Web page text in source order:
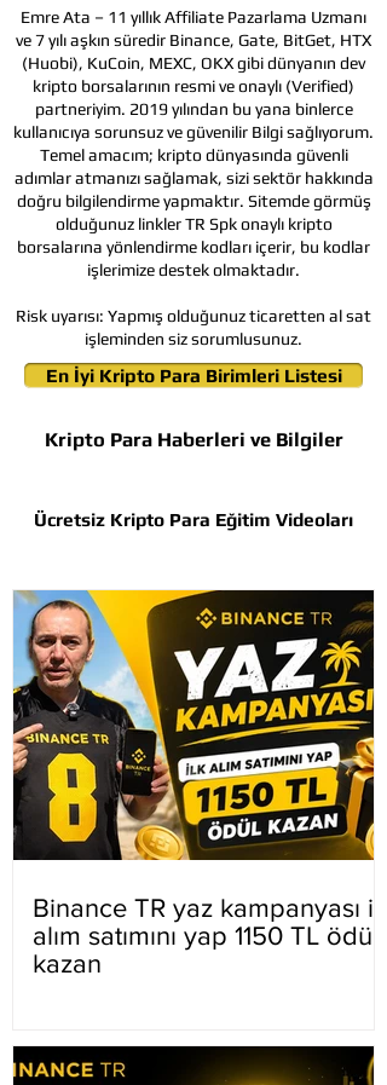
Ücretsiz Kripto Para Eğitim Videoları
Kripto Para Haberleri ve Bilgiler
En İyi Kripto Para Birimleri Listesi
Binance TR yaz kampanyası ilk
alım satımını yap 1150 TL ödül
kazan
Emre Ata – 11 yıllık Affiliate Pazarlama Uzmanı
ve 7 yılı aşkın süredir Binance, Gate, BitGet, HTX
(Huobi), KuCoin, MEXC, OKX gibi dünyanın dev
kripto borsalarının resmi ve onaylı (Verified)
partneriyim. 2019 yılından bu yana binlerce
kullanıcıya sorunsuz ve güvenilir Bilgi sağlıyorum.
Temel amacım; kripto dünyasında güvenli
adımlar atmanızı sağlamak, sizi sektör hakkında
doğru bilgilendirme yapmaktır. Sitemde görmüş
olduğunuz linkler TR Spk onaylı kripto
borsalarına yönlendirme kodları içerir, bu kodlar
işlerimize destek olmaktadır.
Risk uyarısı: Yapmış olduğunuz ticaretten al sat
işleminden siz sorumlusunuz.